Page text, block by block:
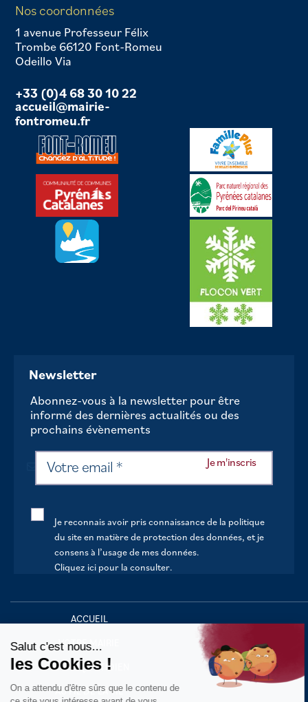
Nos coordonnées
1 avenue Professeur Félix
Trombe 66120 Font-Romeu
Odeillo Via
+33 (0)4 68 30 10 22
accueil@mairie-
fontromeu.fr
Newsletter
Abonnez-vous à la newsletter pour être
informé des dernières actualités ou des
prochains évènements
Je reconnais avoir pris connaissance de la politique
du site en matière de protection des données, et je
consens à l’usage de mes données.
Cliquez ici pour la consulter.
ACCUEIL
VOTRE MAIRIE
VOTRE QUOTIDIEN
AU FIL DE LA VIE
Salut c'est nous...
les Cookies !
On a attendu d'être sûrs que le contenu de